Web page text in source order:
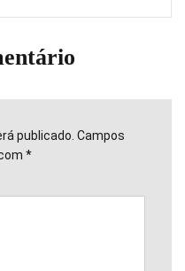
publicado. Campos
*